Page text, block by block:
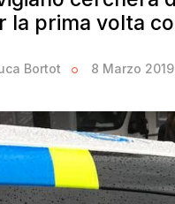
la prima volta
Bortot 8 Marzo 2019